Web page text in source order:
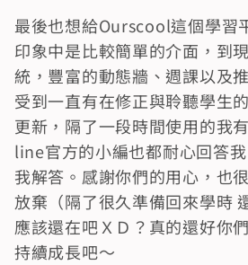
最後也想給Ourscool這個學習
印象中是比較簡單的介面，到
統，豐富的動態牆、週課以及
受到一直有在修正與聆聽學生
更新，隔了一段時間使用的我
line官方的小編也都耐心回答
我解答。感謝你們的用心，也
放棄（隔了很久準備回來學時
應該還在吧ＸＤ？真的還好你
持續成長吧～